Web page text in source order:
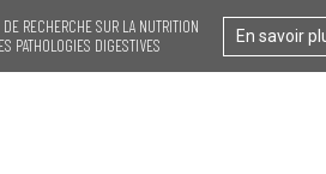
DE RECHERCHE SUR LA NUTRITION
PATHOLOGIES DIGESTIVES
En savoir